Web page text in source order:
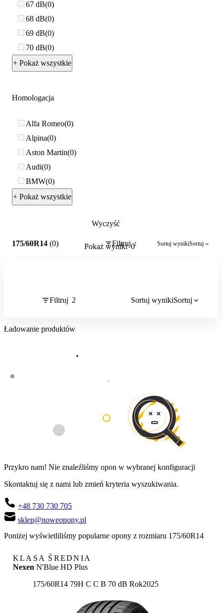
67 dB 0
68 dB 0
69 dB 0
70 dB 0
+ Pokaż wszystkie
Homologacja
Alfa Romeo 0
Alpina 0
Aston Martin 0
Audi 0
BMW 0
+ Pokaż wszystkie
Wyczyść
Pokaż wyniki 0
175/60R14 (0) Filtruj 2 Sortuj wynikiSortuj
Filtruj 2 Sortuj wynikiSortuj
Ładowanie produktów
Przykro nam! Nie znaleźliśmy opon w wybranej konfiguracji
Skontaktuj się z nami lub zmień kryteria wyszukiwania.
+48 730 730 705
sklep@noweopony.pl
Poniżej wyświetliliśmy popularne opony z rozmiaru 175/60R14
KLASA ŚREDNIA
Nexen N'Blue HD Plus
175/60R14 79H Etykieta:
C C B 70 dB Rok2025